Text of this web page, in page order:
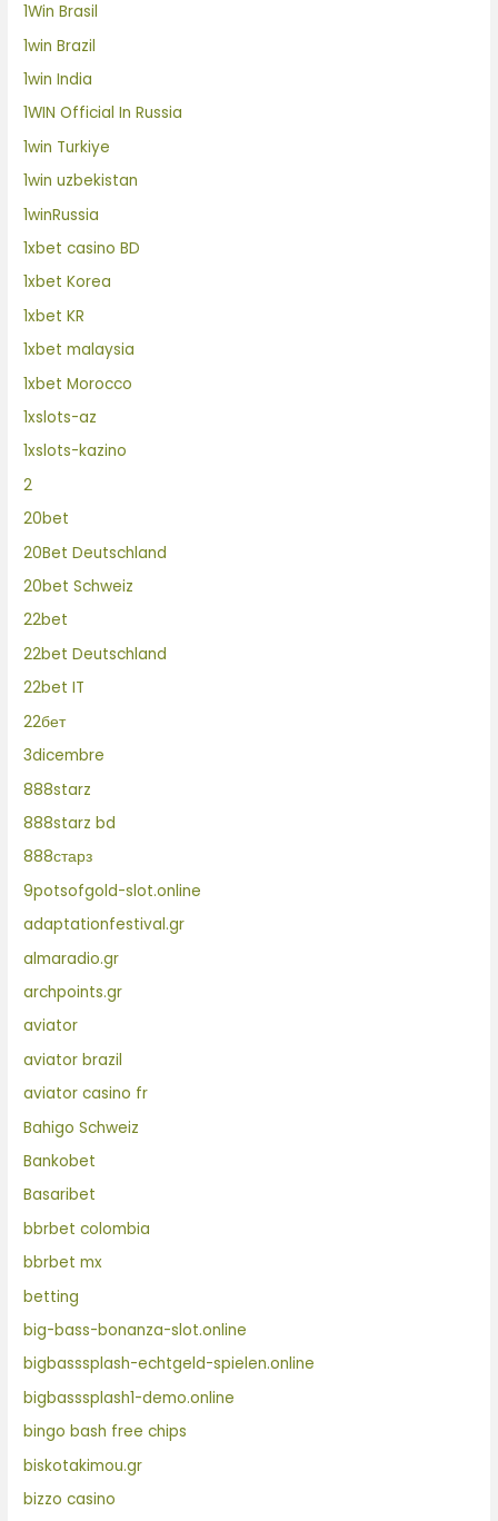
1Win Brasil
1win Brazil
1win India
1WIN Official In Russia
1win Turkiye
1win uzbekistan
1winRussia
1xbet casino BD
1xbet Korea
1xbet KR
1xbet malaysia
1xbet Morocco
1xslots-az
1xslots-kazino
2
20bet
20Bet Deutschland
20bet Schweiz
22bet
22bet Deutschland
22bet IT
22бет
3dicembre
888starz
888starz bd
888старз
9potsofgold-slot.online
adaptationfestival.gr
almaradio.gr
archpoints.gr
aviator
aviator brazil
aviator casino fr
Bahigo Schweiz
Bankobet
Basaribet
bbrbet colombia
bbrbet mx
betting
big-bass-bonanza-slot.online
bigbasssplash-echtgeld-spielen.online
bigbasssplash1-demo.online
bingo bash free chips
biskotakimou.gr
bizzo casino